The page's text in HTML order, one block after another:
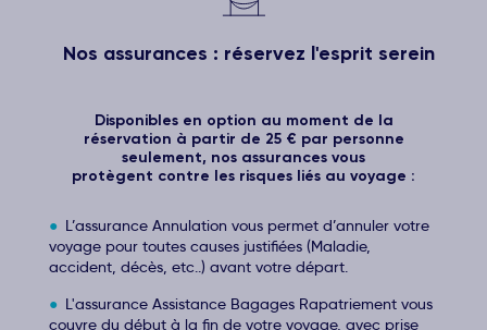
Nos assurances : réservez l'esprit serein
Disponibles en option au moment de la
réservation à partir de 25 € par personne
seulement, nos assurances vous
protègent contre les risques liés au voyage :
L’assurance Annulation vous permet d’annuler votre
voyage pour toutes causes justifiées (Maladie,
accident, décès, etc..) avant votre départ.
L'assurance Assistance Bagages Rapatriement vous
couvre du début à la fin de votre voyage, avec prise